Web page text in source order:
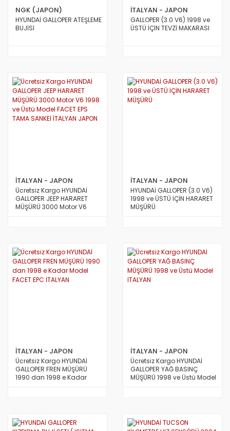
NGK (JAPON)
HYUNDAİ GALLOPER ATEŞLEME
BUJİSİ
İTALYAN - JAPON
GALLOPER (3.0 V6) 1998 ve
ÜSTÜ İÇİN TEVZİ MAKARASI
İTALYAN - JAPON
Ücretsiz Kargo HYUNDAİ
GALLOPER JEEP HARARET
MÜŞÜRÜ 3000 Motor V6
İTALYAN - JAPON
HYUNDAİ GALLOPER (3.0 V6)
1998 ve ÜSTÜ İÇİN HARARET
MÜŞÜRÜ
İTALYAN - JAPON
Ücretsiz Kargo HYUNDAİ
GALLOPER FREN MÜŞÜRÜ
1990 dan 1998 e Kadar
İTALYAN - JAPON
Ücretsiz Kargo HYUNDAİ
GALLOPER YAĞ BASINÇ
MÜŞÜRÜ 1998 ve Üstü Model